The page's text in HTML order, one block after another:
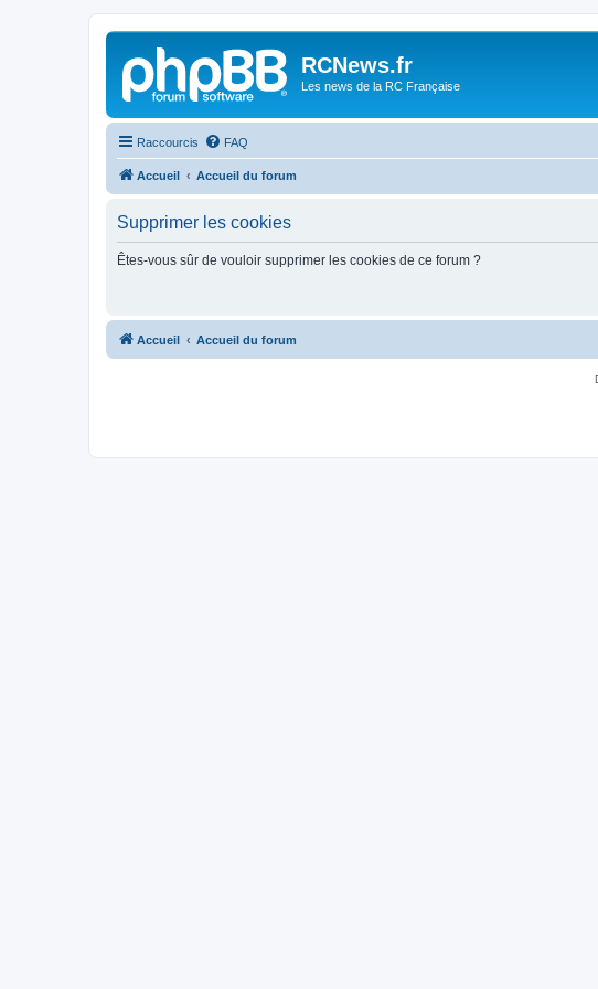
RCNews.fr
Les news de la RC Française
Raccourcis FAQ
Accueil Accueil du forum
Supprimer les cookies
Êtes-vous sûr de vouloir supprimer les cookies de ce forum ?
Accueil Accueil du forum